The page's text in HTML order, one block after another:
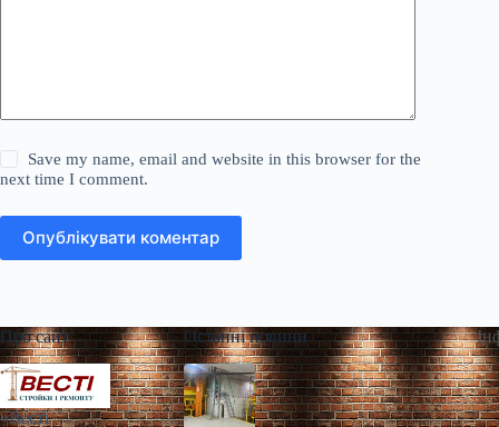
Save my name, email and website in this browser for the
next time I comment.
Опублікувати коментар
Про сайт
«Весті
Останні новини